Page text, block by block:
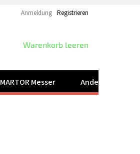
Anmeldung Registrieren
WARENKORB
Warenkorb leeren
MARTOR Messer Andere Produkte